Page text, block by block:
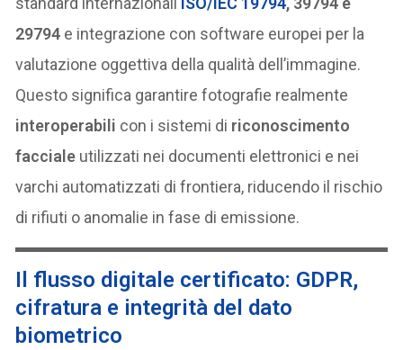
29794 e integrazione con software europei per la
valutazione oggettiva della qualità dell’immagine.
Questo significa garantire fotografie realmente
interoperabili con i sistemi di riconoscimento
facciale utilizzati nei documenti elettronici e nei
varchi automatizzati di frontiera, riducendo il rischio
di rifiuti o anomalie in fase di emissione.
Il flusso digitale certificato: GDPR,
cifratura e integrità del dato
biometrico